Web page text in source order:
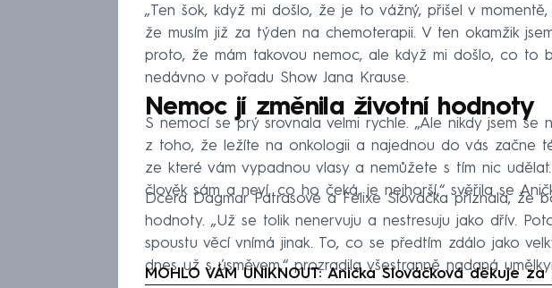
„Ten šok, když mi došlo, že je to vážný, přišel v
že musím již za týden na chemoterapii. V ten okamžik
proto, že mám takovou nemoc, ale když mi došlo, co to
nedávno v pořadu Show Jana Krause.
Nemoc jí změnila životní hodnoty
S nemocí se prý srovnala velmi rychle. „Ale nikdy jsem se
z toho, že ležíte na onkologii a najednou do vás začne
ze které vám vypadnou vlasy a nemůžete s tím nic
člověk sám a neví, co ho čeká, je nejhorší,“ svěřila se
Dcera Dagmar Patrasové a Felixe Slováčka přiznala, že
hodnoty. „Už se tolik nenervuju a nestresuju jako dřív.
spoustu věcí vnímá jinak. To, co se předtím zdálo jako
dnes už s úsměvem,“ prozradila všestranně nadaná
MOHLO VÁM UNIKNOUT: Anička Slováčková děkuje za